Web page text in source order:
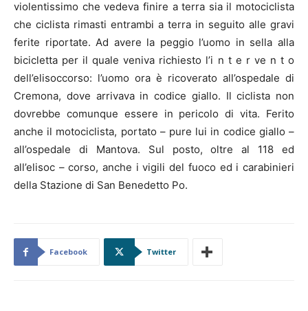
violentissimo che vedeva finire a terra sia il motociclista
che ciclista rimasti entrambi a terra in seguito alle gravi
ferite riportate. Ad avere la peggio l’uomo in sella alla
bicicletta per il quale veniva richiesto l’i n t e r ve n t o
dell’elisoccorso: l’uomo ora è ricoverato all’ospedale di
Cremona, dove arrivava in codice giallo. Il ciclista non
dovrebbe comunque essere in pericolo di vita. Ferito
anche il motociclista, portato – pure lui in codice giallo –
all’ospedale di Mantova. Sul posto, oltre al 118 ed
all’elisoc – corso, anche i vigili del fuoco ed i carabinieri
della Stazione di San Benedetto Po.
Facebook Twitter